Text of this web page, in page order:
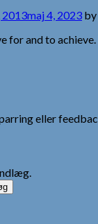
2013maj 4, 2023 by
for and to
eller